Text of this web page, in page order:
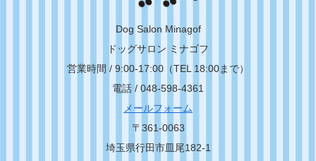
Dog Salon Minagof
ドッグサロン ミナゴフ
営業時間 / 9:00-17:00（TEL 18:00まで）
電話 / 048-598-4361
メールフォーム
〒361-0063
埼玉県行田市皿尾182-1